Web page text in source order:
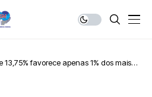
13,75% favorece apenas 1% dos mais